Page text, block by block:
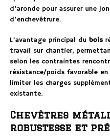
d’aronde pour assurer une
d’enchevêtrure.
L’avantage principal du bois
travail sur chantier,
selon les contraintes
résistance/poids favorable
limiter les charges
existante.
Chevêtres
robustesse et